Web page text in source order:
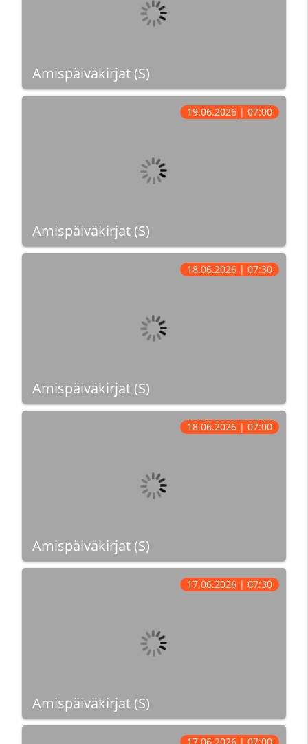
Amispäiväkirjat (S)
Amispäiväkirjat (S)
19.06.2026 | 07:00
Amispäiväkirjat (S)
18.06.2026 | 07:30
Amispäiväkirjat (S)
18.06.2026 | 07:00
Amispäiväkirjat (S)
17.06.2026 | 07:30